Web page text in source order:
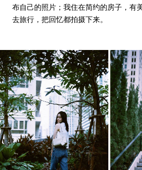
布自己的照片；我住在简约的房子，有
去旅行，把回忆都拍摄下来。